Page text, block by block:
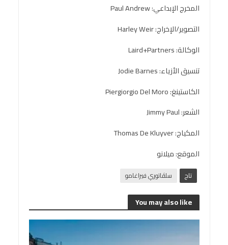
المخرج الإبداعي: Paul Andrew
التصوير/الإخراج: Harley Weir
الوكالة: Laird+Partners
تنسيق الأزياء: Jodie Barnes
الكاستينغ: Piergiorgio Del Moro
الشعر: Jimmy Paul
المكياج: Thomas De Kluyver
الموقع: ميلانو
تاج سلڤاتوري فيراغامو
You may also like